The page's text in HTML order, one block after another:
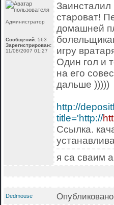
Администратор
Сообщений: 563
Зарегистрирован:
11/08/2007 01:27
староват!
домашней
игру
Один гол и
на его
дальше )))))
http://
title='http://
Ссылка.
я са сваим
Dedmouse